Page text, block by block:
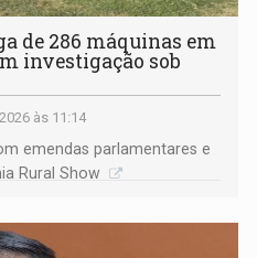
de 286 máquinas em
investigação sob
às 11:14
emendas parlamentares e
Rural Show